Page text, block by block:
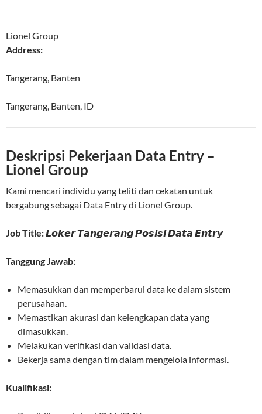
Lionel Group
Address:
Tangerang, Banten
Tangerang, Banten, ID
Deskripsi Pekerjaan Data Entry –
Lionel Group
Kami mencari individu yang teliti dan cekatan untuk
bergabung sebagai Data Entry di Lionel Group.
Job Title:𝙇𝙤𝙠𝙚𝙧 𝙏𝙖𝙣𝙜𝙚𝙧𝙖𝙣𝙜 𝙋𝙤𝙨𝙞𝙨𝙞 𝘿𝙖𝙩𝙖 𝙀𝙣𝙩𝙧𝙮
Tanggung Jawab:
Memasukkan dan memperbarui data ke dalam sistem
perusahaan.
Memastikan akurasi dan kelengkapan data yang
dimasukkan.
Melakukan verifikasi dan validasi data.
Bekerja sama dengan tim dalam mengelola informasi.
Kualifikasi: